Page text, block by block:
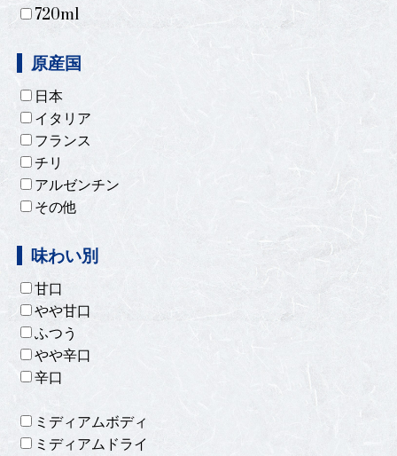
720ml
原産国
日本
イタリア
フランス
チリ
アルゼンチン
その他
味わい別
甘口
やや甘口
ふつう
やや辛口
辛口
ミディアムボディ
ミディアムドライ